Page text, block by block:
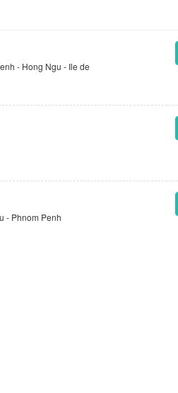
- Hong Ngu - Ile de
- Phnom Penh